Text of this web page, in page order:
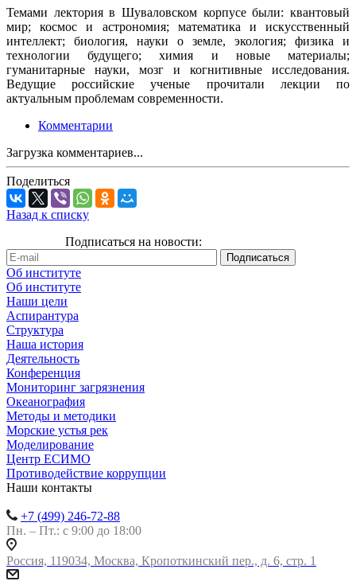
Темами лектория в Шуваловском корпусе были: квантовый
мир; космос и астрономия; математика и искусственный
интеллект; биология, науки о земле, экология; физика и
технологии будущего; химия и новые материалы;
гуманитарные науки, мозг и когнитивные исследования.
Ведущие российские ученые прочитали лекции по
актуальным проблемам современности.
Комментарии
Загрузка комментариев...
Поделиться
Назад к списку
Подписаться на новости:
Об институте
Об институте
Наши цели
Аспирантура
Структура
Наша история
Деятельность
Конференция
Мониторинг загрязнения
Океанография
Методы и методики
Морские устья рек
Моделирование
Центр ЕСИМО
Противодействие коррупции
Наши контакты
+7 (499) 246-72-88
Пн. – Пт.: с 9:00 до 18:00
Россия, 119034, Москва, Кропоткинский пер., д. 6, стр. 1